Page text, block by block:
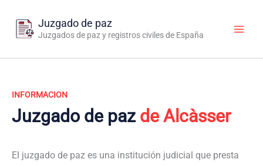
contenido
Juzgado de paz
Juzgados de paz y registros civiles de España
INFORMACION
Juzgado de paz de Alcàsser
El juzgado de paz es una institución judicial que presta